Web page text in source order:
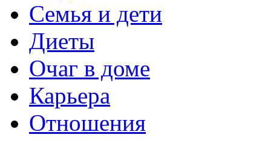
Семья и дети
Диеты
Очаг в доме
Карьера
Отношения